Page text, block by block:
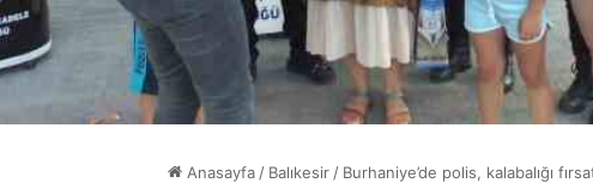
Anasayfa / Balıkesir / Burhaniye’de polis, kalabalığı